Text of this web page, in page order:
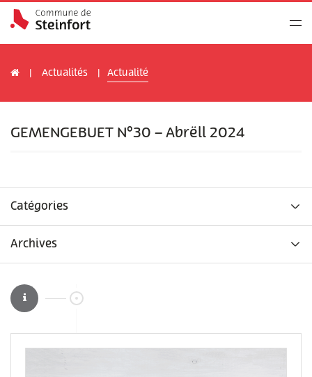
Actualités Actualité
GEMENGEBUET N°30 – Abrëll 2024
Catégories
Archives